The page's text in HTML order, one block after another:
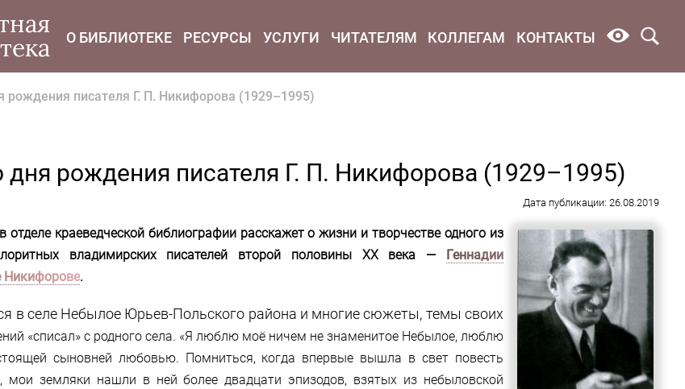
О БИБЛИОТЕКЕ РЕСУРСЫ УСЛУГИ ЧИТАТЕЛЯМ КОЛЛЕГАМ КОНТАКТЫ
рождения писателя Г. П. Никифорова (1929–1995)
рождения писателя Г. П. Никифорова (1929–1995)
Дата публикации: 26.08.2019
отделе краеведческой библиографии расскажет о жизни и творчестве одного из
владимирских писателей второй половины XX века — Геннадии
Никифорове.
в селе Небылое Юрьев-Польского района и многие сюжеты, темы своих
«списал» с родного села. «Я люблю моё ничем не знаменитое Небылое, люблю
сыновней любовью. Помниться, когда впервые вышла в свет повесть
мои земляки нашли в ней более двадцати эпизодов, взятых из небыловской